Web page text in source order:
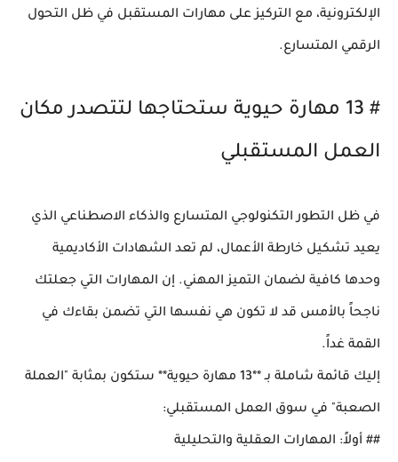
الإلكترونية، مع التركيز على مهارات المستقبل في ظل التحول
الرقمي المتسارع.
# 13 مهارة حيوية ستحتاجها لتتصدر مكان
العمل المستقبلي
في ظل التطور التكنولوجي المتسارع والذكاء الاصطناعي الذي
يعيد تشكيل خارطة الأعمال، لم تعد الشهادات الأكاديمية
وحدها كافية لضمان التميز المهني. إن المهارات التي جعلتك
ناجحاً بالأمس قد لا تكون هي نفسها التي تضمن بقاءك في
القمة غداً.
إليك قائمة شاملة بـ **13 مهارة حيوية** ستكون بمثابة "العملة
الصعبة" في سوق العمل المستقبلي:
## أولاً: المهارات العقلية والتحليلية